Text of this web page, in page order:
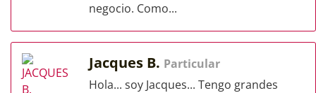
negocio. Como...
Jacques B. Particular
Hola... soy Jacques... Tengo grandes